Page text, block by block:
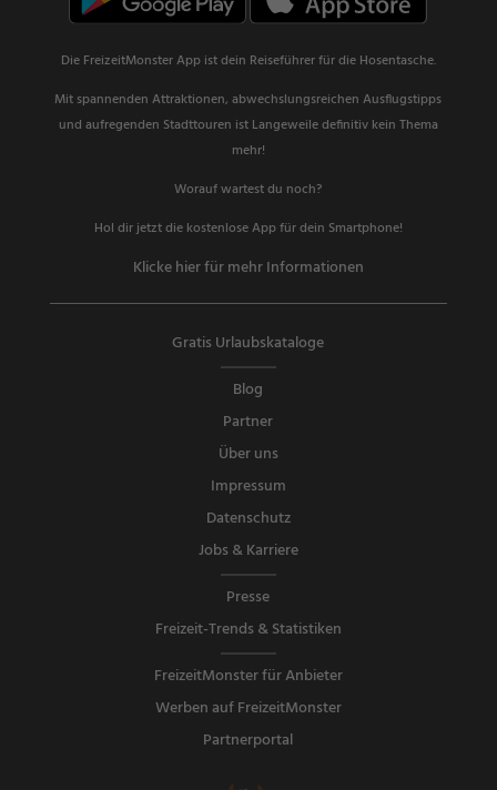
Die FreizeitMonster App ist dein Reiseführer für die Hosentasche.
Mit spannenden Attraktionen, abwechslungsreichen Ausflugstipps
und aufregenden Stadttouren ist Langeweile definitiv kein Thema
mehr!
Worauf wartest du noch?
Hol dir jetzt die kostenlose App für dein Smartphone!
Klicke hier für mehr Informationen
Gratis Urlaubskataloge
Blog
Partner
Über uns
Impressum
Datenschutz
Jobs & Karriere
Presse
Freizeit-Trends & Statistiken
FreizeitMonster für Anbieter
Werben auf FreizeitMonster
Partnerportal